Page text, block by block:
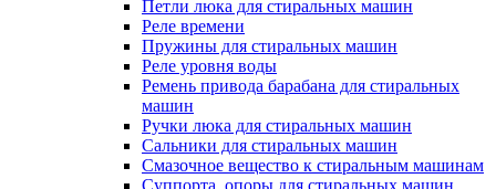
Петли люка для стиральных машин
Реле времени
Пружины для стиральных машин
Реле уровня воды
Ремень привода барабана для стиральных
машин
Ручки люка для стиральных машин
Сальники для стиральных машин
Смазочное вещество к стиральным машинам
Суппорта, опоры для стиральных машин